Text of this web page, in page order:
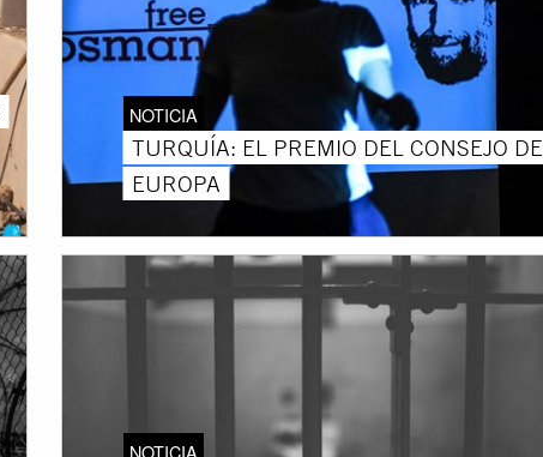
NOTICIA
TURQUÍA: EL PREMIO DEL CONSEJO DE
EUROPA
NOTICIA